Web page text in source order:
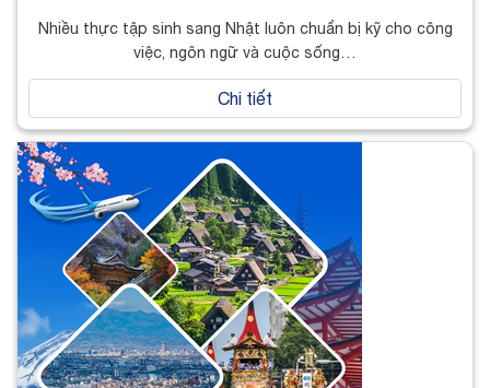
Nhiều thực tập sinh sang Nhật luôn chuẩn bị kỹ cho công
việc, ngôn ngữ và cuộc sống…
Chi tiết